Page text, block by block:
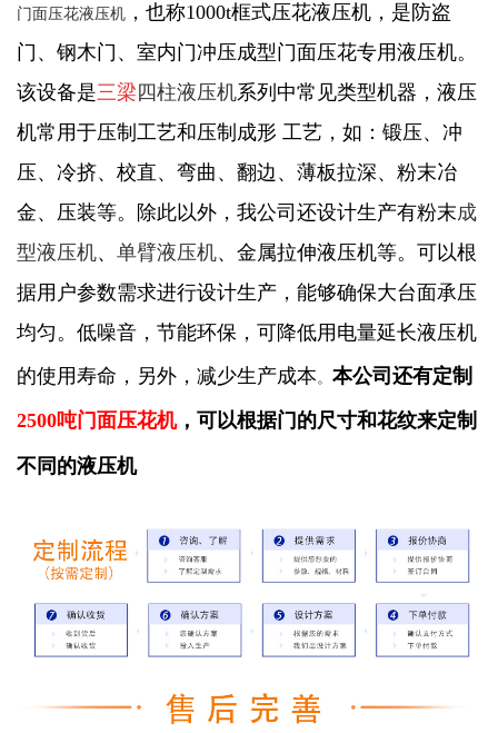
门面压花液压机 ，也称1000t框式压花液压机，是防盗
门、钢木门、室内门冲压成型门面压花专用液压机。
该设备是三梁 四柱液压机系列中常见类型机器，液压
机常用于压制工艺和压制成形 工艺，如：锻压、冲
压、冷挤、校直、弯曲、翻边、薄板拉深、粉末冶
金、压装等。除此以外，我公司还设计生产有粉末成
型液压机、 单臂液压机、金属拉伸液压机等。可以根
据用户参数需求进行设计生产，能够确保大台面承压
均匀。低噪音，节能环保，可降低用电量延长液压机
的使用寿命，另外，减少生产成本。 本公司还有定制
2500吨门面压花机，可以根据门的尺寸和花纹来定制
不同的液压机